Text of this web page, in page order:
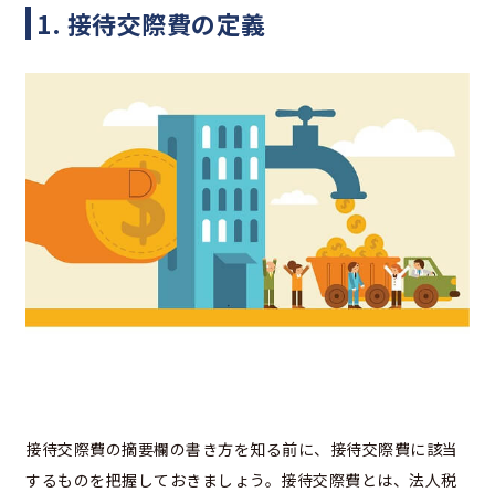
1. 接待交際費の定義
接待交際費の摘要欄の書き方を知る前に、接待交際費に該当
するものを把握しておきましょう。接待交際費とは、法人税